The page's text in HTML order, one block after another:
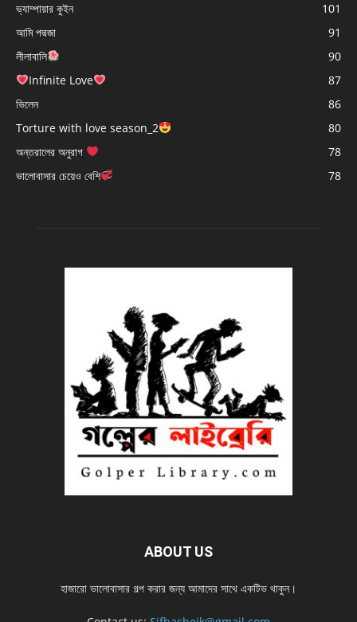
ভ্যাম্পায়ার কুইন
101
আমি পদ্মজা
91
লীলাবালি
90
Infinite Love
87
ভিলেন
86
Torture with love season_2
80
অন্তরালের অনুরাগ
78
ভালোবাসার চেয়েও বেশি
78
ABOUT US
হাজারো ভালোবাসার গল্প করার জন্য আমাদের সাথে একটিভ থাকুন।